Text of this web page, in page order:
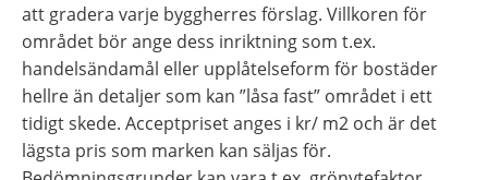
att gradera varje byggherres förslag. Villkoren för
området bör ange dess inriktning som t.ex.
handelsändamål eller upplåtelseform för bostäder
hellre än detaljer som kan ”låsa fast” området i ett
tidigt skede. Acceptpriset anges i kr/ m2 och är det
lägsta pris som marken kan säljas för.